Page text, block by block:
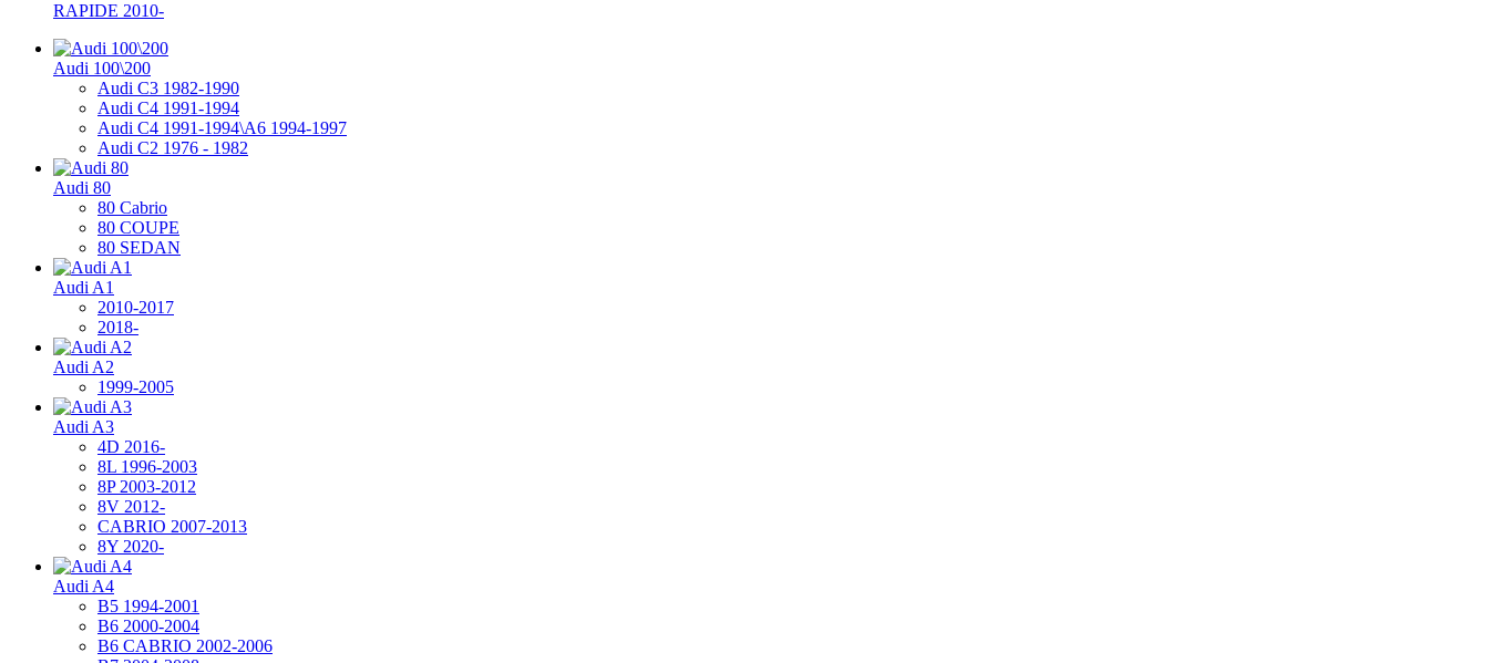
RAPIDE 2010-
Audi 100\200
Audi C3 1982-1990
Audi C4 1991-1994
Audi C4 1991-1994\A6 1994-1997
Audi C2 1976 - 1982
Audi 80
80 Cabrio
80 COUPE
80 SEDAN
Audi A1
2010-2017
2018-
Audi A2
1999-2005
Audi A3
4D 2016-
8L 1996-2003
8P 2003-2012
8V 2012-
CABRIO 2007-2013
8Y 2020-
Audi A4
B5 1994-2001
B6 2000-2004
B6 CABRIO 2002-2006